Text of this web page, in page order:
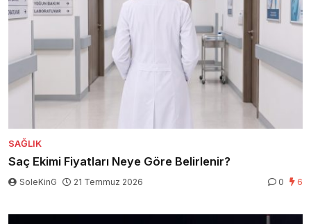
SAĞLIK
Saç Ekimi Fiyatları Neye Göre Belirlenir?
SoleKinG 21 Temmuz 2026 0 6